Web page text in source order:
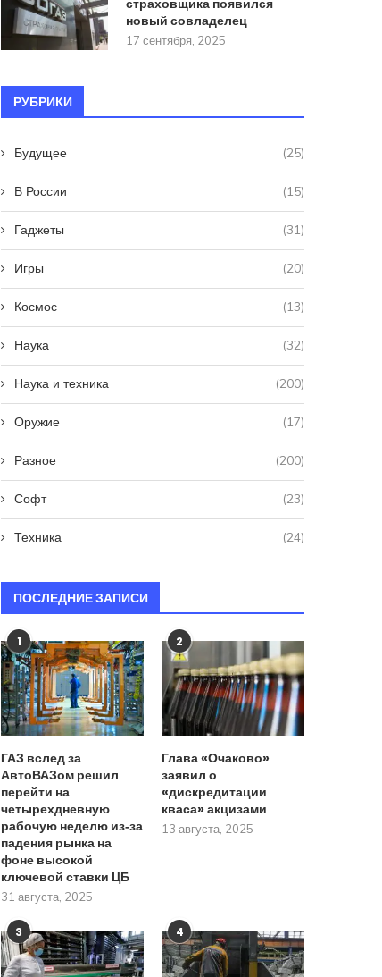
новый совладелец
17 сентября, 2025
РУБРИКИ
Будущее (25)
В России (15)
Гаджеты (31)
Игры (20)
Космос (13)
Наука (32)
Наука и техника (200)
Оружие (17)
Разное (200)
Софт (23)
Техника (24)
ПОСЛЕДНИЕ ЗАПИСИ
1
ГАЗ вслед за
АвтоВАЗом решил
перейти на
четырехдневную
рабочую неделю из‑за
падения рынка на
фоне высокой
ключевой ставки ЦБ
31 августа, 2025
2
Глава «Очаково»
заявил о
«дискредитации
кваса» акцизами
13 августа, 2025
3 4